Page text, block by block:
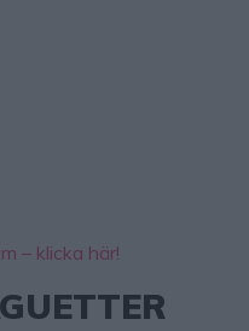
– klicka här!